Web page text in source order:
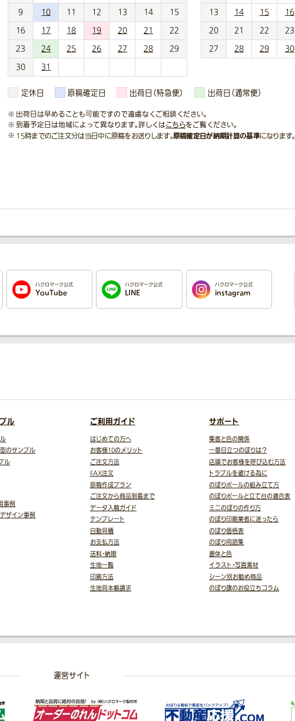
9
10 11 12 13 14
15
16
17 18 19 20 21
22
23
24 25 26 27 28
29
30
31
13
14 15 16
20
21 22 23
27
28 29 30
定休日 原稿確定日 出荷日（特急便） 出荷日（通常便）
出荷日は早めることも可能ですので遠慮なくご相談ください。
到着予定日は地域によって異なります。詳しくはこちらをご覧ください。
15時までのご注文分は当日中に原稿をお送りします。原稿確定日が納期計算の基準になります。
ハクロマーク公式
YouTube
ハクロマーク公式
LINE
ハクロマーク公式
instagram
ル
のサンプル
ル
事例
ザイン事例
ご利用ガイド
はじめての方へ
お客様10のメリット
ご注文方法
FAX注文
原稿作成プラン
ご注文から商品到着まで
データ入稿ガイド
テンプレート
自動見積
お支払方法
送料・納期
生地一覧
印刷方法
生地見本帳請求
サポート
集客と色の関係
一番目立つのぼりは？
店頭でお客様を呼び込む方法
トラブルを避ける為に
のぼりポールの組み立て方
のぼりポールと立て台の適合表
ミニのぼりの作り方
のぼり印刷業者に迷ったら
のぼり価格表
のぼり用語集
書体と色
イラスト・写真素材
シーン別お勧め商品
のぼり旗のお役立ちコラム
運営サイト